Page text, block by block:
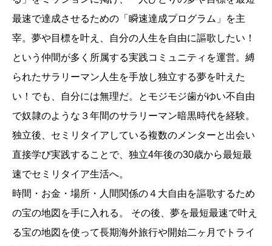
最速で達成させるための「瞬速達成プログラム」を主
宰。夢や目標を叶え、自分の人生を自由に謳歌したい！
という仲間が多く所属する実践コミュニティを運営。縛
られたサラリーマン人生を手放し独立する夢を叶えた
い！でも、自分には無理だ。とモジモジ歯がゆい不自由
で奴隷のような３年間のサラリーマン暗黒時代を経験。
独立後、セミリタイアしている複数のメンターと出会い
直接学び実践することで、独立4年後の30歳から最短最
速でセミリタイア生活へ。
時間・お金・場所・人間関係の４大自由を謳歌するため
の宝の地図を手に入れる。 その後、夢を最短最速で叶え
る宝の地図を使って長期海外旅行や開始二ヶ月でトライ